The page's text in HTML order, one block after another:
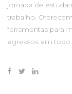
jornada de
trabalho.
ferramentas para
egressos em